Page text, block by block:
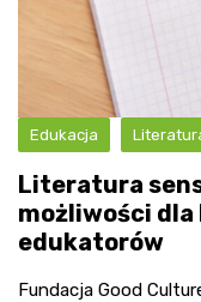
Edukacja
Literatura
możliwości
edukatorów
Fundacja Good